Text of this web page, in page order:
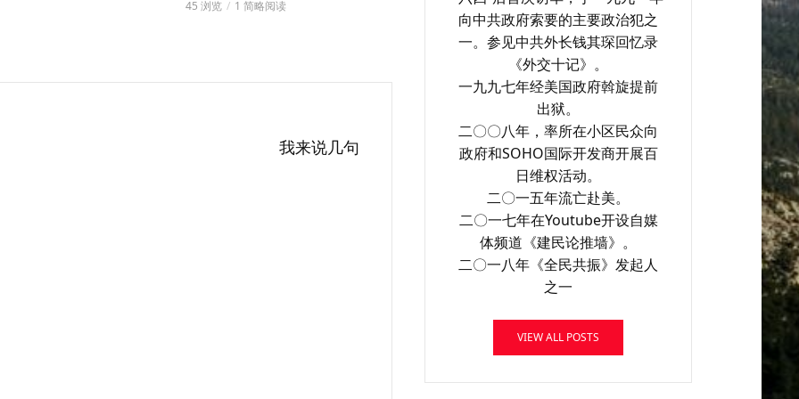
45 浏览 1 简略阅读
我来说几句
向中共政府索要的主要政治犯之
一。参见中共外长钱其琛回忆录
《外交十记》。
一九九七年经美国政府斡旋提前
出狱。
二〇〇八年，率所在小区民众向
政府和SOHO国际开发商开展百
日维权活动。
二〇一五年流亡赴美。
二〇一七年在Youtube开设自媒
体频道《建民论推墙》。
二〇一八年《全民共振》发起人
之一
VIEW ALL POSTS